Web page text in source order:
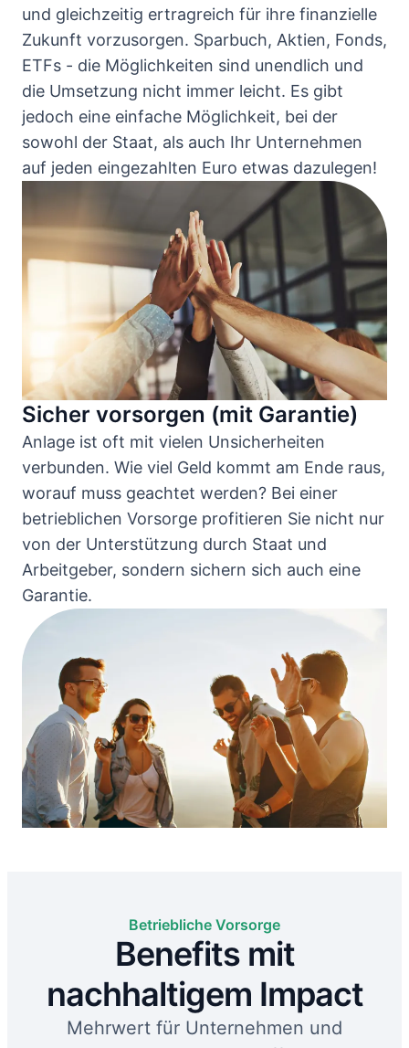
und gleichzeitig ertragreich für ihre finanzielle
Zukunft vorzusorgen. Sparbuch, Aktien, Fonds,
ETFs - die Möglichkeiten sind unendlich und
die Umsetzung nicht immer leicht. Es gibt
jedoch eine einfache Möglichkeit, bei der
sowohl der Staat, als auch Ihr Unternehmen
auf jeden eingezahlten Euro etwas dazulegen!
Sicher vorsorgen (mit Garantie)
Anlage ist oft mit vielen Unsicherheiten
verbunden. Wie viel Geld kommt am Ende raus,
worauf muss geachtet werden? Bei einer
betrieblichen Vorsorge profitieren Sie nicht nur
von der Unterstützung durch Staat und
Arbeitgeber, sondern sichern sich auch eine
Garantie.
Betriebliche Vorsorge
Benefits mit
nachhaltigem Impact
Mehrwert für Unternehmen und